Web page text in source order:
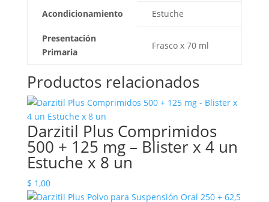
Acondicionamiento Estuche
Presentación
Primaria
Frasco x 70 ml
Productos relacionados
Darzitil Plus Comprimidos
500 + 125 mg – Blister x 4 un
Estuche x 8 un
$ 1,00